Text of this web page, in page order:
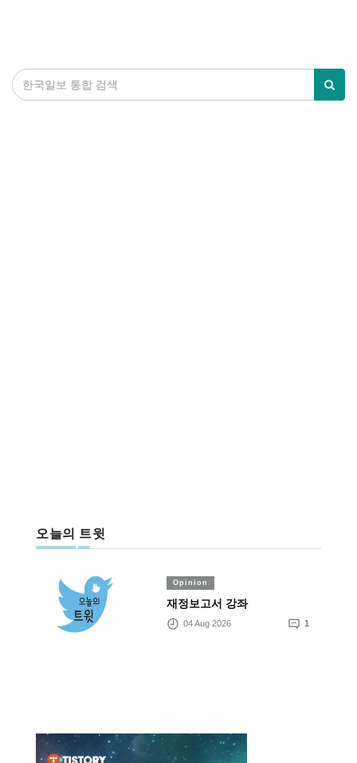
오늘의 트윗
Opinion
재정보고서 강좌
04 Aug 2026 1